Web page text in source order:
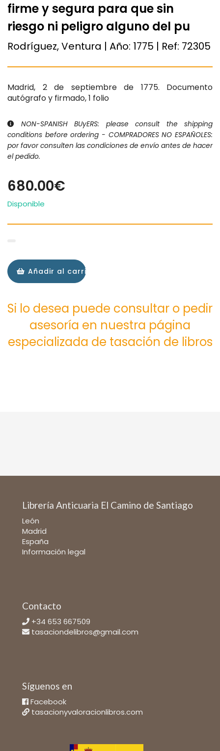
firme y segura para que sin
riesgo ni peligro alguno del pu
Rodríguez, Ventura | Año: 1775 | Ref: 72305
Madrid, 2 de septiembre de 1775. Documento
autógrafo y firmado, 1 folio
NON-SPANISH BUyERS: please consult the shipping
conditions before ordering - COMPRADORES NO ESPAÑOLES:
por favor consulten las condiciones de envío antes de hacer
el pedido.
680.00€
Disponible
Añadir al carrito
Si lo desea puede consultar o pedir
asesoría en nuestra página
especializada de tasación de libros
Librería Anticuaria El Camino de Santiago
León
Madrid
España
Información legal
Contacto
+34 653 667509
tasaciondelibros@gmail.com
Síguenos en
Facebook
tasacionyvaloracionlibros.com